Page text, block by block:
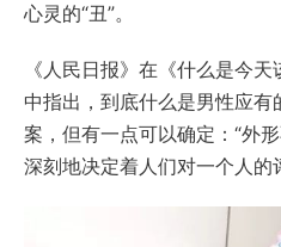
心灵的“丑”。
《人民日报》在《什么是今
中指出，到底什么是男性应
案，但有一点可以确定：“外
深刻地决定着人们对一个人的